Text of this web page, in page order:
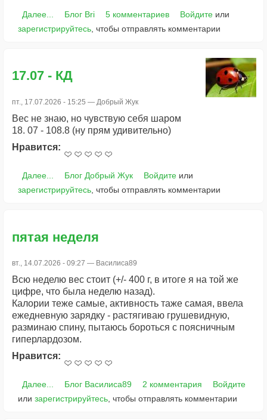
Далее... Блог Bri 5 комментариев Войдитеили
зарегистрируйтесь , чтобы отправлять комментарии
17.07 - КД
пт., 17.07.2026 - 15:25 — Добрый Жук
Вес не знаю, но чувствую себя шаром
18. 07 - 108.8 (ну прям удивительно)
Нравится:
Далее... Блог Добрый Жук Войдитеили
зарегистрируйтесь , чтобы отправлять комментарии
пятая неделя
вт., 14.07.2026 - 09:27 — Василиса89
Всю неделю вес стоит (+/- 400 г, в итоге я на той же
цифре, что была неделю назад).
Калории теже самые, активность таже самая, ввела
ежедневную зарядку - растягиваю грушевидную,
разминаю спину, пытаюсь бороться с поясничным
гиперлардозом.
Нравится:
Далее... Блог Василиса89 2 комментария
Войдите
или зарегистрируйтесь , чтобы отправлять комментарии